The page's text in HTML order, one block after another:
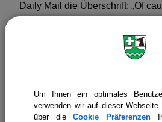
Daily Mail die Überschrift: „Of
Sturm der Entrüstung und zu
Boykott seiner Filme vor allem
Wohnung beherbergt hatte,
beendet.
Um Ihnen ein optimales
verwenden wir auf dieser
über dieCookie Präferenzen